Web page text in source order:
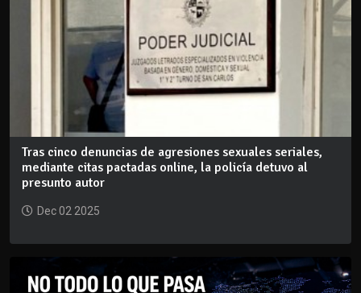
Tras cinco denuncias de agresiones sexuales seriales,
mediante citas pactadas online, la policía detuvo al
presunto autor
Dec 02 2025